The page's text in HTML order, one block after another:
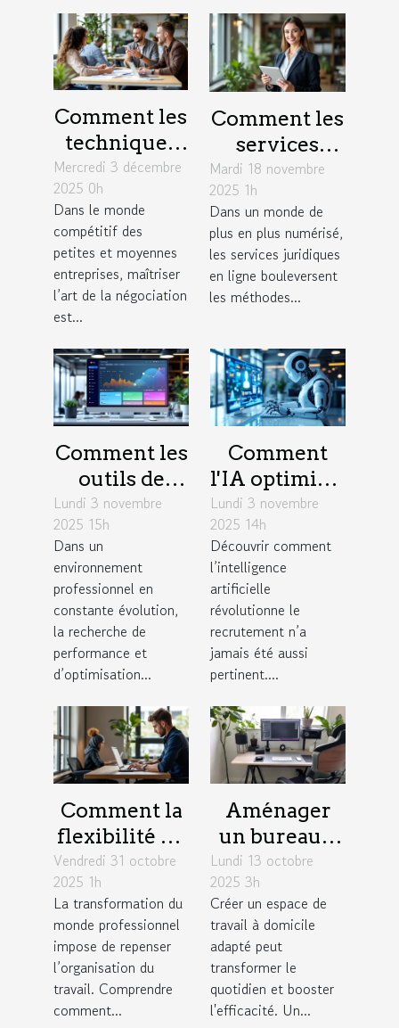
Comment les
techniques
de
négociation
influencent-
elles le
succès des
PME ?
Mercredi 3 décembre
2025 0h
Dans le monde
compétitif des
petites et moyennes
entreprises, maîtriser
l’art de la négociation
est...
Comment les
services
juridiques en
ligne
modernisent-
ils l'accès à la
justice ?
Mardi 18 novembre
2025 1h
Dans un monde de
plus en plus numérisé,
les services juridiques
en ligne bouleversent
les méthodes...
Comment les
outils de
gestion de
projet
favorisent
l'efficacité en
entreprise ?
Lundi 3 novembre
2025 15h
Dans un
environnement
professionnel en
constante évolution,
la recherche de
performance et
d’optimisation...
Comment
l'IA optimise-
t-elle les
stratégies de
recrutement
Lundi 3 novembre
2025 14h
Découvrir comment
l’intelligence
artificielle
révolutionne le
recrutement n’a
jamais été aussi
pertinent....
Comment la
flexibilité du
travail
influence la
productivité
des équipes ?
Vendredi 31 octobre
2025 1h
La transformation du
monde professionnel
impose de repenser
l’organisation du
travail. Comprendre
comment...
Aménager
un bureau à
domicile :
astuces pour
combiner
confort et
productivité
Lundi 13 octobre
2025 3h
Créer un espace de
travail à domicile
adapté peut
transformer le
quotidien et booster
l'efficacité. Un...